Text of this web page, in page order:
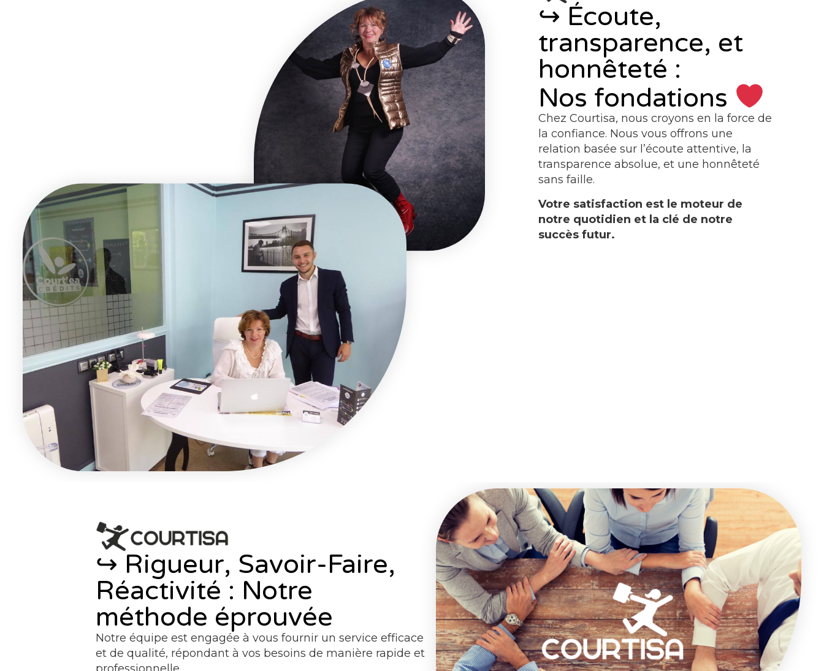
↪︎ Écoute,
transparence, et
honnêteté :
Nos fondations
Chez Courtisa, nous croyons en la force de
la confiance. Nous vous offrons une
relation basée sur l’écoute attentive, la
transparence absolue, et une honnêteté
sans faille.
Votre satisfaction est le moteur de
notre quotidien et la clé de notre
succès futur.
↪︎ Rigueur, Savoir-Faire,
Réactivité : Notre
méthode éprouvée
Notre équipe est engagée à vous fournir un service efficace
et de qualité, répondant à vos besoins de manière rapide et